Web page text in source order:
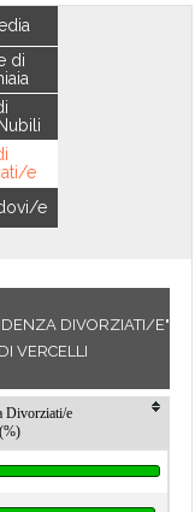
di
e
e
DIVORZIATI/E"
VERCELLI
Divorziati/e
(%)